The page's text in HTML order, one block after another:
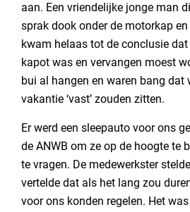
aan. Een vriendelijke jonge man
sprak dook onder de motorkap
kwam helaas tot de conclusie
kapot was en vervangen moest
bui al hangen en waren bang dat
vakantie ‘vast’ zouden zitten.
Er werd een sleepauto voor ons
de ANWB om ze op de hoogte te
te vragen. De medewerkster
vertelde dat als het lang zou
voor ons konden regelen. Het